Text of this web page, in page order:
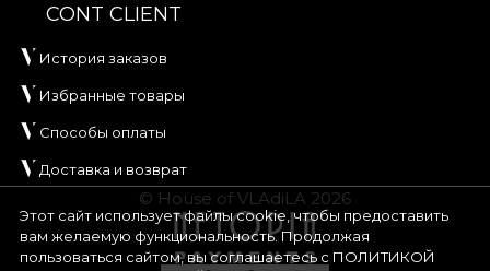
Этот сайт использует файлы cookie, чтобы предоставить
вам желаемую функциональность. Продолжая
пользоваться сайтом, вы соглашаетесь с ПОЛИТИКОЙ
CONT CLIENT
История заказов
Избранные товары
Способы оплаты
Доставка и возврат
© House of VLAdiLA 2026